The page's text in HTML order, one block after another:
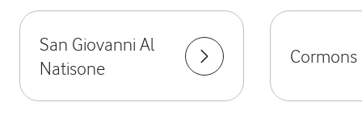
San Giovanni Al
Natisone
Cormons